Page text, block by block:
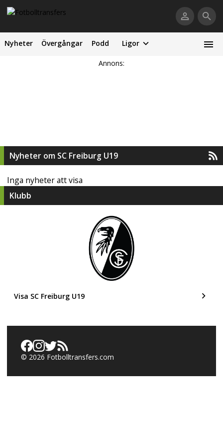
Nyheter Övergångar Podd Ligor
Annons:
Nyheter om SC Freiburg U19
Inga nyheter att visa
Klubb
Visa SC Freiburg U19
© 2026 Fotbolltransfers.com